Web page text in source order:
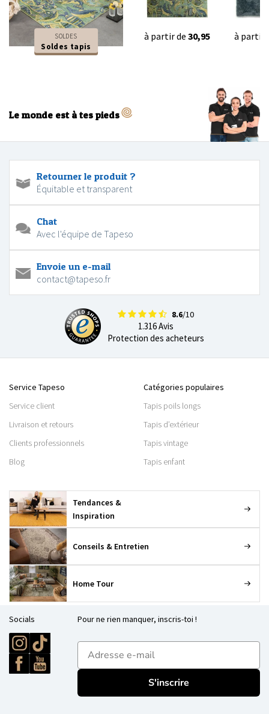
SOLDES
Soldes tapis
à partir de 30,95 à partir
Le monde est à tes pieds
Retourner le produit ?
Équitable et transparent
Chat
Avec l'équipe de Tapeso
Envoie un e-mail
contact@tapeso.fr
8.6/10
1.316 Avis
Protection des acheteurs
Service Tapeso
Service client
Livraison et retours
Clients professionnels
Blog
Catégories populaires
Tapis poils longs
Tapis d’extérieur
Tapis vintage
Tapis enfant
Tendances &
Inspiration
Conseils & Entretien
Home Tour
Socials Pour ne rien manquer, inscris-toi !
E-mailadres
S'inscrire